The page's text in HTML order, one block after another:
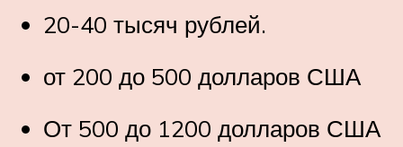
20-40 тысяч рублей.
от 200 до 500 долларов США
От 500 до 1200 долларов США